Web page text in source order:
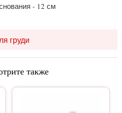
- 12 см
груди
также